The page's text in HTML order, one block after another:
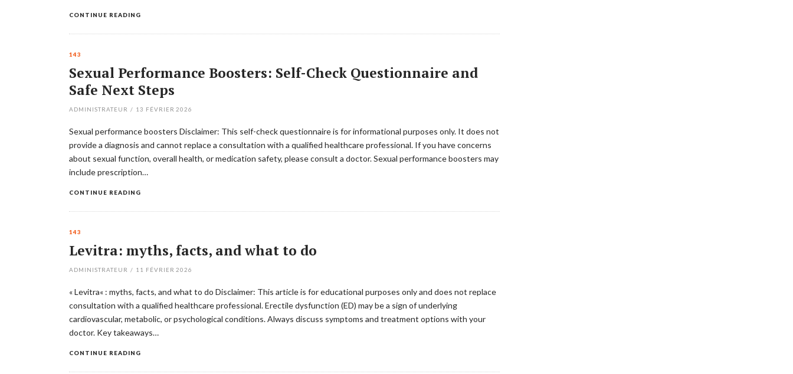
CONTINUE READING
143
Sexual Performance Boosters: Self-Check Questionnaire and
Safe Next Steps
ADMINISTRATEUR / 13 FÉVRIER 2026
Sexual performance boosters Disclaimer: This self-check questionnaire is for informational purposes only. It does not
provide a diagnosis and cannot replace a consultation with a qualified healthcare professional. If you have concerns
about sexual function, overall health, or medication safety, please consult a doctor. Sexual performance boosters may
include prescription…
CONTINUE READING
143
Levitra: myths, facts, and what to do
ADMINISTRATEUR / 11 FÉVRIER 2026
« Levitra« : myths, facts, and what to do Disclaimer: This article is for educational purposes only and does not replace
consultation with a qualified healthcare professional. Erectile dysfunction (ED) may be a sign of underlying
cardiovascular, metabolic, or psychological conditions. Always discuss symptoms and treatment options with your
doctor. Key takeaways…
CONTINUE READING